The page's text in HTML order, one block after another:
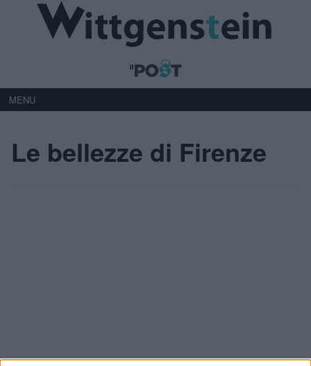
MENU
Le bellezze di Firenze